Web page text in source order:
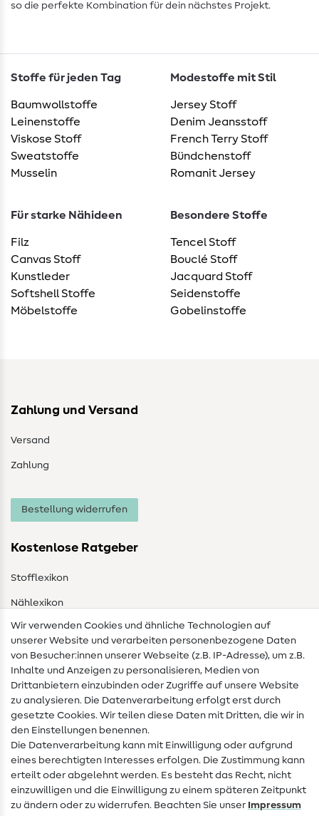
so die perfekte Kombination für dein nächstes Projekt.
Stoffe für jeden Tag
Baumwollstoffe
Leinenstoffe
Viskose Stoff
Sweatstoffe
Musselin
Modestoffe mit Stil
Jersey Stoff
Denim Jeansstoff
French Terry Stoff
Bündchenstoff
Romanit Jersey
Für starke Nähideen
Filz
Canvas Stoff
Kunstleder
Softshell Stoffe
Möbelstoffe
Besondere Stoffe
Tencel Stoff
Bouclé Stoff
Jacquard Stoff
Seidenstoffe
Gobelinstoffe
Zahlung und Versand
Versand
Zahlung
Bestellung widerrufen
Kostenlose Ratgeber
Stofflexikon
Nählexikon
Nähanleitungen
Hilfe & Kontakt
Kontakt
Infos zum Betreiberwechsel
Widerrufsrecht
Beliebt
Wir verwenden Cookies und ähnliche Technologien auf
unserer Website und verarbeiten personenbezogene Daten
von Besucher:innen unserer Webseite (z.B. IP-Adresse), um z.B.
Inhalte und Anzeigen zu personalisieren, Medien von
Drittanbietern einzubinden oder Zugriffe auf unsere Website
zu analysieren. Die Datenverarbeitung erfolgt erst durch
gesetzte Cookies. Wir teilen diese Daten mit Dritten, die wir in
den Einstellungen benennen.
Die Datenverarbeitung kann mit Einwilligung oder aufgrund
eines berechtigten Interesses erfolgen. Die Zustimmung kann
erteilt oder abgelehnt werden. Es besteht das Recht, nicht
einzuwilligen und die Einwilligung zu einem späteren Zeitpunkt
zu ändern oder zu widerrufen. Beachten Sie unser Impressum